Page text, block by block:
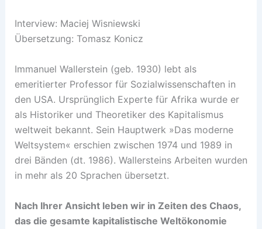
Interview: Maciej Wisniewski
Übersetzung: Tomasz Konicz
Immanuel Wallerstein (geb. 1930) lebt als
emeritierter Professor für Sozialwissenschaften in
den USA. Ursprünglich Experte für Afrika wurde er
als Historiker und Theoretiker des Kapitalismus
weltweit bekannt. Sein Hauptwerk »Das moderne
Weltsystem« erschien zwischen 1974 und 1989 in
drei Bänden (dt. 1986). Wallersteins Arbeiten wurden
in mehr als 20 Sprachen übersetzt.
Nach Ihrer Ansicht leben wir in Zeiten des Chaos,
das die gesamte kapitalistische Weltökonomie